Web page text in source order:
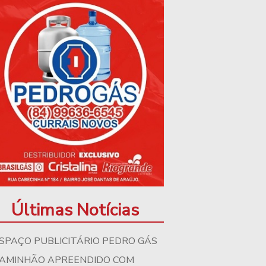
Últimas Notícias
PUBLICITÁRIO PEDRO GÁS
APREENDIDO COM